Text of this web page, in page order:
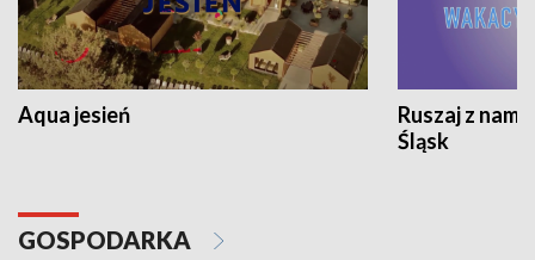
Aqua jesień
Ruszaj z
Śląsk
GOSPODARKA